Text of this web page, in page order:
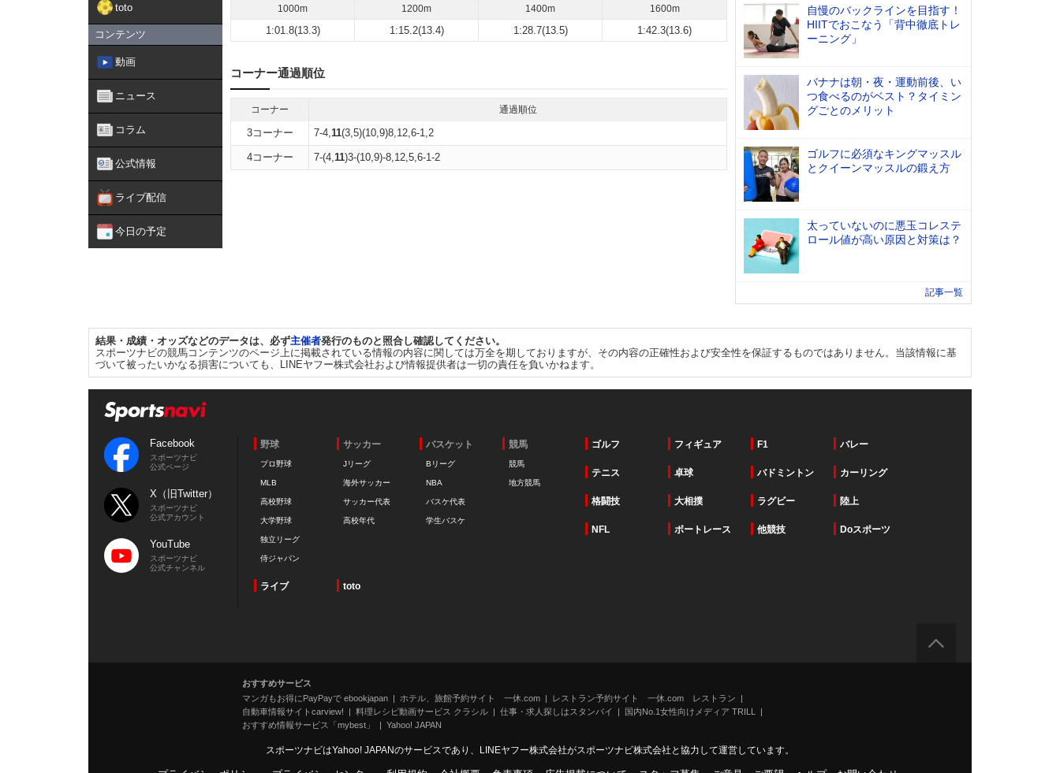
toto
コンテンツ
動画
ニュース
コラム
公式情報
ライブ配信
今日の予定
1000m 1200m 1400m 1600m
1:01.8(13.3) 1:15.2(13.4) 1:28.7(13.5) 1:42.3(13.6)
コーナー通過順位
コーナー 通過順位
3コーナー 7-4,11(3,5)(10,9)8,12,6-1,2
4コーナー 7-(4,11)3-(10,9)-8,12,5,6-1-2
自慢のバックラインを目指す！
HIITでおこなう「背中徹底トレ
ーニング」
バナナは朝・夜・運動前後、い
つ食べるのがベスト？タイミン
グごとのメリット
ゴルフに必須なキングマッスル
とクイーンマッスルの鍛え方
太っていないのに悪玉コレステ
ロール値が高い原因と対策は？
記事一覧
結果・成績・オッズなどのデータは、必ず主催者発行のものと照合し確認してください。
スポーツナビの競馬コンテンツのページ上に掲載されている情報の内容に関しては万全を期しておりますが、その内容の正確性および安全性を保証するものではありません。当該情報に基
づいて被ったいかなる損害についても、LINEヤフー株式会社および情報提供者は一切の責任を負いかねます。
Facebook
スポーツナビ
公式ページ
X（旧Twitter）
スポーツナビ
公式アカウント
YouTube
スポーツナビ
公式チャンネル
野球
プロ野球
MLB
高校野球
大学野球
独立リーグ
侍ジャパン
サッカー
Jリーグ
海外サッカー
サッカー代表
高校年代
バスケット
Bリーグ
NBA
バスケ代表
学生バスケ
競馬
競馬
地方競馬
ゴルフ フィギュア F1 バレー
テニス 卓球 バドミントン カーリング
格闘技 大相撲 ラグビー 陸上
NFL ボートレース 他競技 Doスポーツ
ライブ toto
おすすめサービス
マンガもお得にPayPayで ebookjapan
ホテル、旅館予約サイト 一休.com
レストラン予約サイト 一休.com レストラン
自動車情報サイトcarview!
料理レシピ動画サービス クラシル 仕事・求人探しはスタンバイ
国内No.1女性向けメディア TRILL
おすすめ情報サービス「mybest」
Yahoo! JAPAN
スポーツナビはYahoo! JAPANのサービスであり、LINEヤフー株式会社がスポーツナビ株式会社と協力して運営しています。